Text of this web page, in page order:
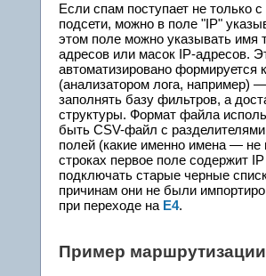
Если спам поступает не только
подсети, можно в поле "IP"
этом поле можно указывать имя
адресов или масок IP-адресов.
автоматизировано формируется
(анализатором лога, например)
заполнять базу фильтров, а
структуры. Формат файла
быть CSV-файл с
полей (какие именно имена —
строках первое поле содержит
подключать старые черные
причинам они не были
при переходе на E4.
Пример